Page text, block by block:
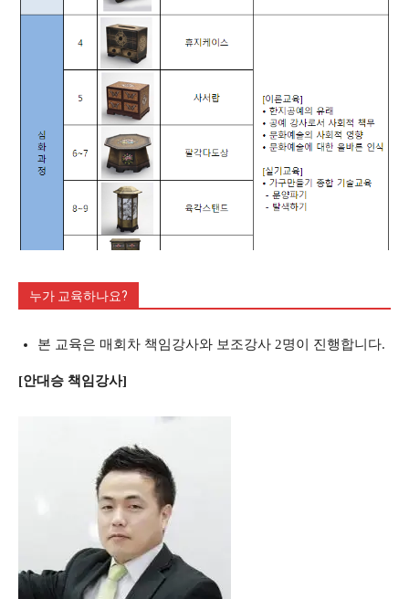
누가 교육하나요?
본 교육은 매회차 책임강사와 보조강사 2명이 진행합니다.
[안대승 책임강사]